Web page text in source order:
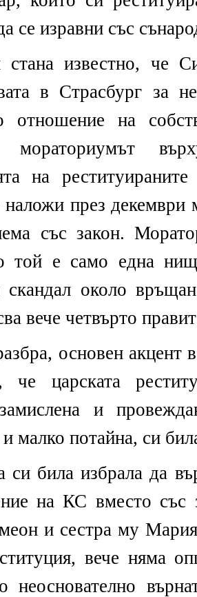
се изравни със
известно, че
в Страсбург за
отношение на
на
наложи през
със закон.
той е само една
скандал около
вече четвърто
основен акцент
че царската
и
малко потайна, си
си била избрала да
на КС вместо
и сестра му
вече няма
неоснователно